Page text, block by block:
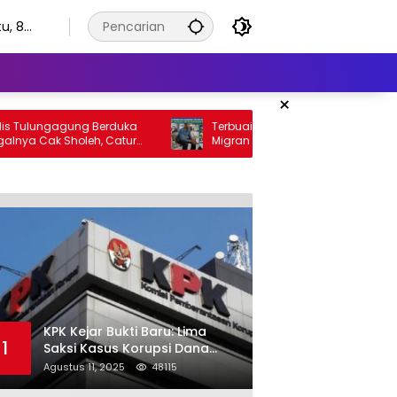
8
×
Berduka
Cak Sholeh, Catur
Keadilan yang
Terbuai Janji Manis di Facebook,
Migran Asal Tulungagung Tertipu
Juta
1
KPK Kejar Bukti Baru: Lima
Saksi Kasus Korupsi Dana
Hibah Jatim Diperiksa di
Trenggalek
Agustus 11, 2025 48115